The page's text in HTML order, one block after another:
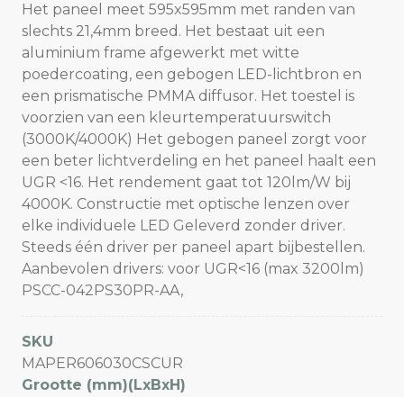
Het paneel meet 595x595mm met randen van
slechts 21,4mm breed. Het bestaat uit een
aluminium frame afgewerkt met witte
poedercoating, een gebogen LED-lichtbron en
een prismatische PMMA diffusor. Het toestel is
voorzien van een kleurtemperatuurswitch
(3000K/4000K) Het gebogen paneel zorgt voor
een beter lichtverdeling en het paneel haalt een
UGR <16. Het rendement gaat tot 120lm/W bij
4000K. Constructie met optische lenzen over
elke individuele LED Geleverd zonder driver.
Steeds één driver per paneel apart bijbestellen.
Aanbevolen drivers: voor UGR<16 (max 3200lm)
PSCC-042PS30PR-AA,
SKU
MAPER606030CSCUR
Grootte (mm)(LxBxH)